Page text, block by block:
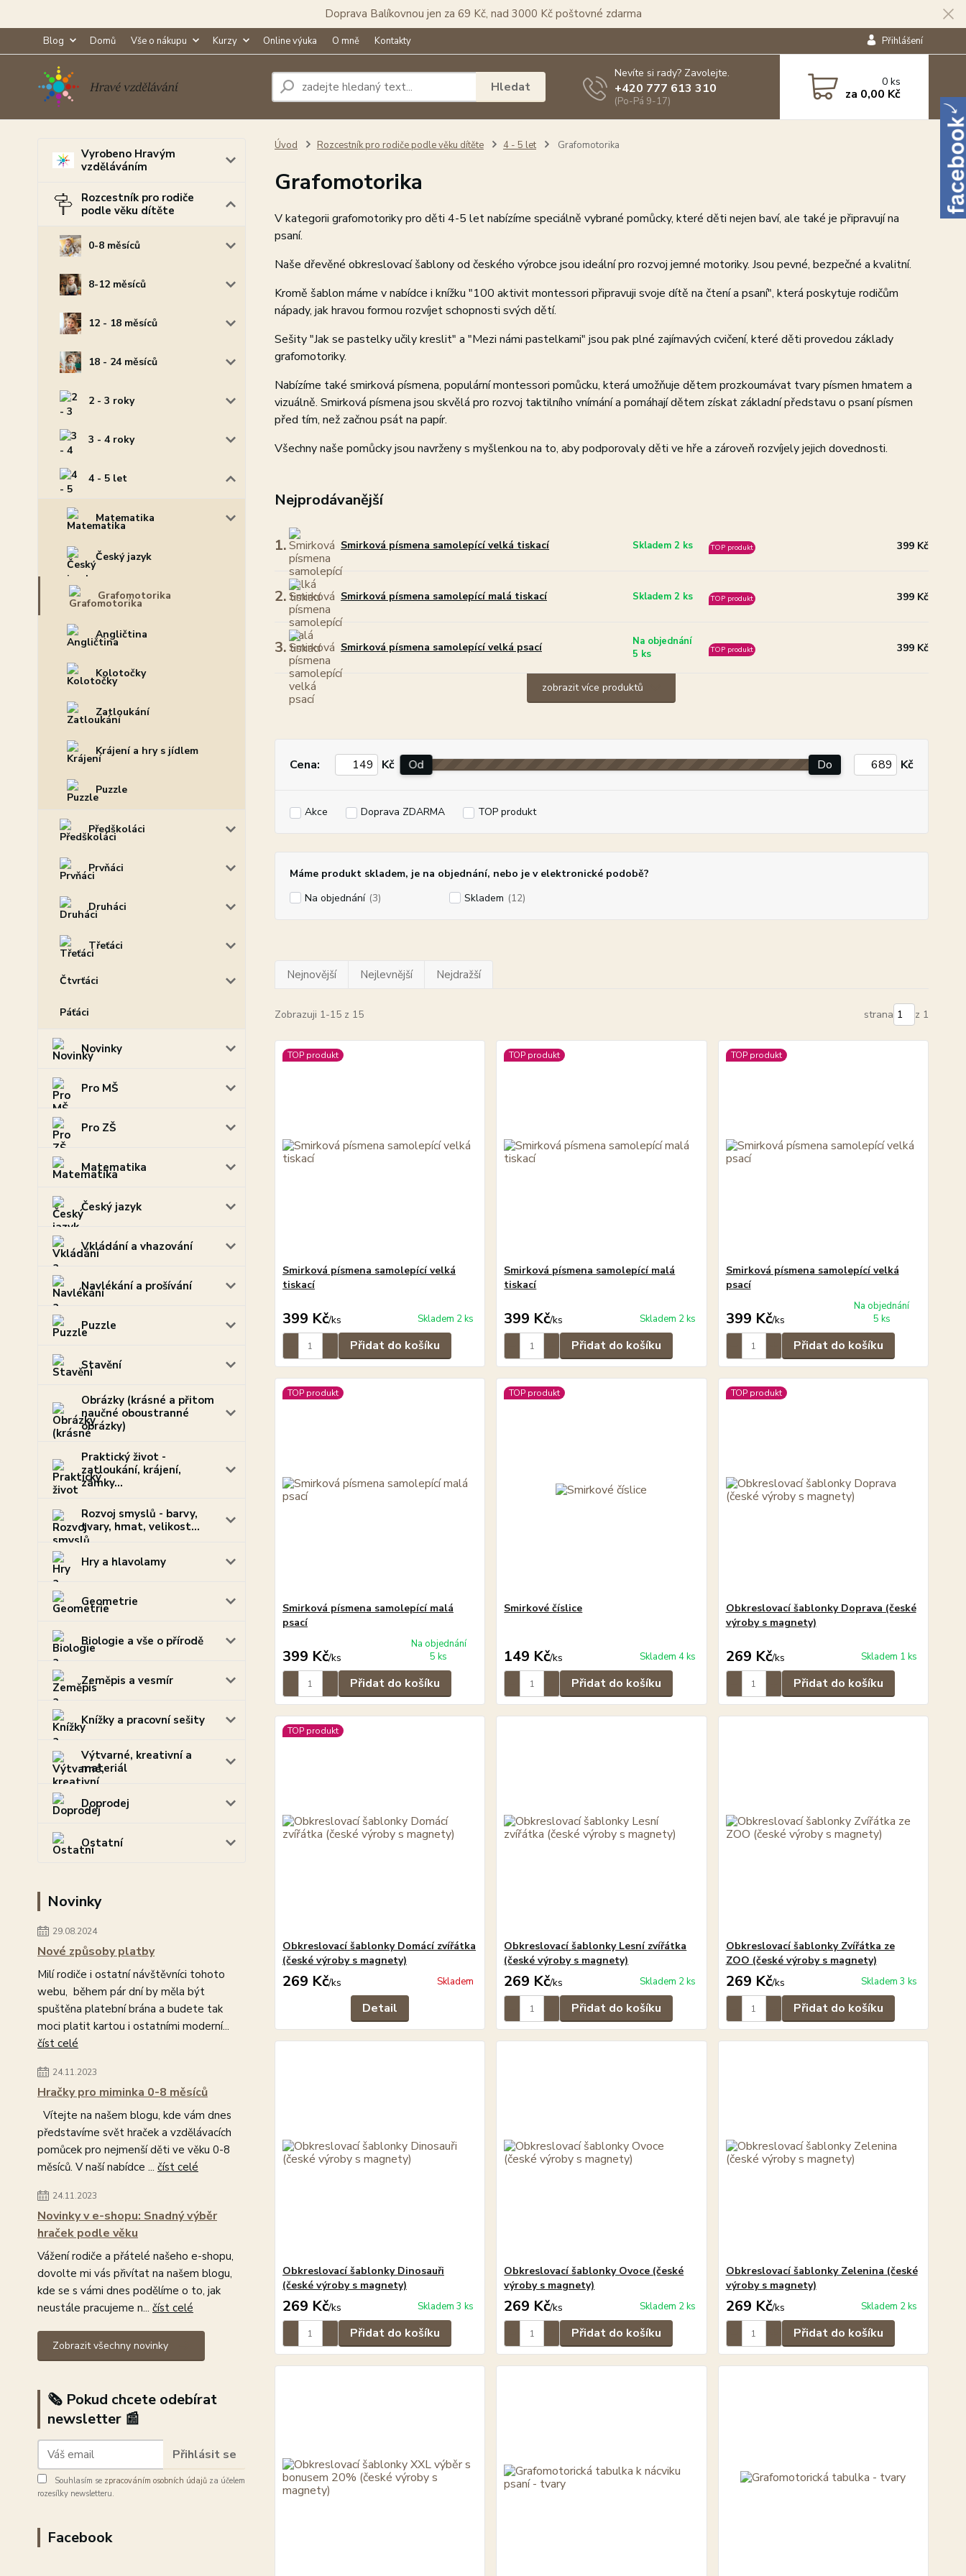
Doprava Balíkovnou jen za 69 Kč, nad 3000 Kč poštovné zdarma
Blog Domů Vše o nákupu Kurzy Online výuka O mně Kontakty Přihlášení
Hledat
Nevíte si rady? Zavolejte.
+420 777 613 310
(Po-Pá 9-17)
0ks
za 0,00 Kč
Vyrobeno Hravým
vzděláváním
Rozcestník pro rodiče
podle věku dítěte
0-8 měsíců
8-12 měsíců
12 - 18 měsíců
18 - 24 měsíců
2 - 3 roky
3 - 4 roky
4 - 5 let
Matematika
Český jazyk
Grafomotorika
Angličtina
Kolotočky
Zatloukání
Krájení a hry s jídlem
Puzzle
Předškoláci
Prvňáci
Druháci
Třeťáci
Čtvrťáci
Páťáci
Novinky
Pro MŠ
Pro ZŠ
Matematika
Český jazyk
Vkládání a vhazování
Navlékání a prošívání
Puzzle
Stavění
Obrázky (krásné a přitom
naučné oboustranné
obrázky)
Praktický život -
zatloukání, krájení,
zámky...
Rozvoj smyslů - barvy,
tvary, hmat, velikost...
Hry a hlavolamy
Geometrie
Biologie a vše o přírodě
Zeměpis a vesmír
Knížky a pracovní sešity
Výtvarné, kreativní a
materiál
Doprodej
Ostatní
Novinky
29.08.2024
Nové způsoby platby
Milí rodiče i ostatní návštěvníci tohoto
webu, během pár dní by měla být
spuštěna platební brána a budete tak
moci platit kartou i ostatními moderní...
číst celé
24.11.2023
Hračky pro miminka 0-8 měsíců
Vítejte na našem blogu, kde vám dnes
představíme svět hraček a vzdělávacích
pomůcek pro nejmenší děti ve věku 0-8
měsíců. V naší nabídce ... číst celé
24.11.2023
Novinky v e-shopu: Snadný výběr
hraček podle věku
Vážení rodiče a přátelé našeho e-shopu,
dovolte mi vás přivítat na našem blogu,
kde se s vámi dnes podělíme o to, jak
neustále pracujeme n... číst celé
Zobrazit všechny novinky
🗞️ Pokud chcete odebírat
newsletter 📰
Přihlásit se
Souhlasím se zpracováním osobních údajů za účelem
rozesílky newsletteru.
Facebook
Úvod Rozcestník pro rodiče podle věku dítěte 4 - 5 let Grafomotorika
Grafomotorika
V kategorii grafomotoriky pro děti 4-5 let nabízíme speciálně vybrané pomůcky, které děti nejen baví, ale také je připravují na
psaní.
Naše dřevěné obkreslovací šablony od českého výrobce jsou ideální pro rozvoj jemné motoriky. Jsou pevné, bezpečné a kvalitní.
Kromě šablon máme v nabídce i knížku "100 aktivit montessori připravuji svoje dítě na čtení a psaní", která poskytuje rodičům
nápady, jak hravou formou rozvíjet schopnosti svých dětí.
Sešity "Jak se pastelky učily kreslit" a "Mezi námi pastelkami" jsou pak plné zajímavých cvičení, které děti provedou základy
grafomotoriky.
Nabízíme také smirková písmena, populární montessori pomůcku, která umožňuje dětem prozkoumávat tvary písmen hmatem a
vizuálně. Smirková písmena jsou skvělá pro rozvoj taktilního vnímání a pomáhají dětem získat základní představu o psaní písmen
před tím, než začnou psát na papír.
Všechny naše pomůcky jsou navrženy s myšlenkou na to, aby podporovaly děti ve hře a zároveň rozvíjely jejich dovednosti.
Nejprodávanější
1. Smirková písmena samolepící velká tiskací Skladem 2 ks TOP produkt 399 Kč
2. Smirková písmena samolepící malá tiskací Skladem 2 ks TOP produkt 399 Kč
3. Smirková písmena samolepící velká psací
Na objednání
5 ks
TOP produkt 399 Kč
zobrazit více produktů
Cena: Kč Od Do Kč
Akce Doprava ZDARMA TOP produkt
Máme produkt skladem, je na objednání, nebo je v elektronické podobě?
Na objednání (3) Skladem (12)
Nejnovější Nejlevnější Nejdražší
Zobrazuji 1-15 z 15 strana z 1
TOP produkt
Smirková písmena samolepící velká
tiskací
399 Kč/ks Skladem 2 ks
Přidat do košíku
TOP produkt
Smirková písmena samolepící malá
tiskací
399 Kč/ks Skladem 2 ks
Přidat do košíku
TOP produkt
Smirková písmena samolepící velká
psací
399 Kč/ks
Na objednání
5 ks
Přidat do košíku
TOP produkt
Smirková písmena samolepící malá
psací
399 Kč/ks
Na objednání
5 ks
Přidat do košíku
TOP produkt
Smirkové číslice
149 Kč/ks Skladem 4 ks
Přidat do košíku
TOP produkt
Obkreslovací šablonky Doprava (české
výroby s magnety)
269 Kč/ks Skladem 1 ks
Přidat do košíku
TOP produkt
Obkreslovací šablonky Domácí zvířátka
(české výroby s magnety)
269 Kč/ks Skladem
Detail
Obkreslovací šablonky Lesní zvířátka
(české výroby s magnety)
269 Kč/ks Skladem 2 ks
Přidat do košíku
Obkreslovací šablonky Zvířátka ze
ZOO (české výroby s magnety)
269 Kč/ks Skladem 3 ks
Přidat do košíku
Obkreslovací šablonky Dinosauři
(české výroby s magnety)
269 Kč/ks Skladem 3 ks
Přidat do košíku
Obkreslovací šablonky Ovoce (české
výroby s magnety)
269 Kč/ks Skladem 2 ks
Přidat do košíku
Obkreslovací šablonky Zelenina (české
výroby s magnety)
269 Kč/ks Skladem 2 ks
Přidat do košíku